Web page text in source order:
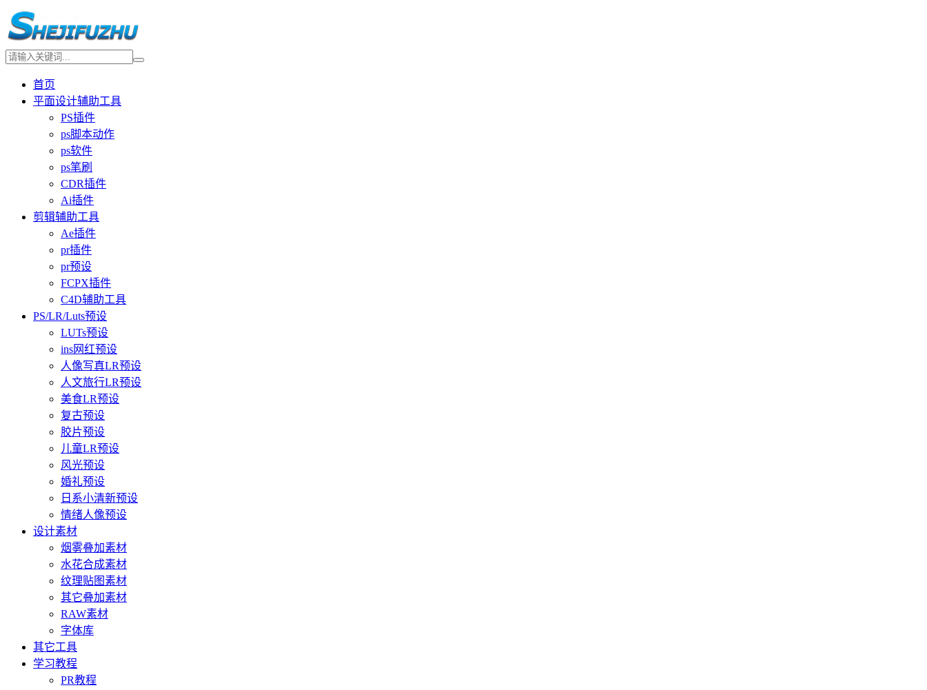
首页
平面设计辅助工具
PS插件
ps脚本动作
ps软件
ps笔刷
CDR插件
Ai插件
剪辑辅助工具
Ae插件
pr插件
pr预设
FCPX插件
C4D辅助工具
PS/LR/Luts预设
LUTs预设
ins网红预设
人像写真LR预设
人文旅行LR预设
美食LR预设
复古预设
胶片预设
儿童LR预设
风光预设
婚礼预设
日系小清新预设
情绪人像预设
设计素材
烟雾叠加素材
水花合成素材
纹理贴图素材
其它叠加素材
RAW素材
字体库
其它工具
学习教程
PR教程